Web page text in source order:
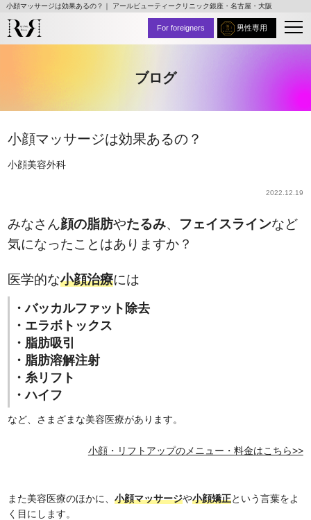
小顔マッサージは効果あるの？｜ アールビューティークリニック銀座・名古屋・大阪
男性専用
For foreigners
ブログ
小顔マッサージは効果あるの？
小顔美容外科
2022.12.19
みなさん顔の脂肪やたるみ、 フェイスラインなど
気になったことはありますか？
医学的な小顔治療には
・バッカルファット除去
・エラボトックス
・脂肪吸引
・脂肪溶解注射
・糸リフト
・ハイフ
など、さまざまな美容医療があります。
小顔・リフトアップのメニュー・料金はこちら>>
また美容医療のほかに、小顔マッサージや小顔矯正という言葉をよ
く目にします。